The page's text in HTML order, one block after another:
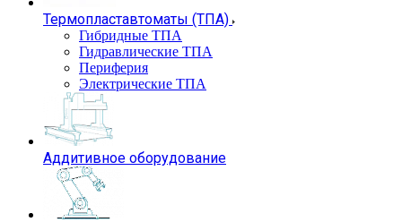
Термопластавтоматы (ТПА)
Гибридные ТПА
Гидравлические ТПА
Периферия
Электрические ТПА
Аддитивное оборудование